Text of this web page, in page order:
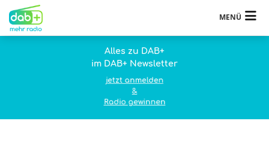
MENÜ
Alles zu DAB+
im DAB+ Newsletter
jetzt anmelden
&
Radio gewinnen